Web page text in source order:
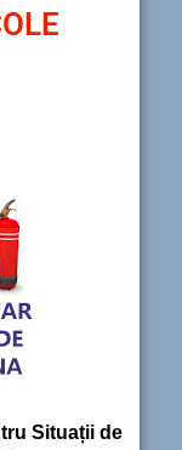
Situații de